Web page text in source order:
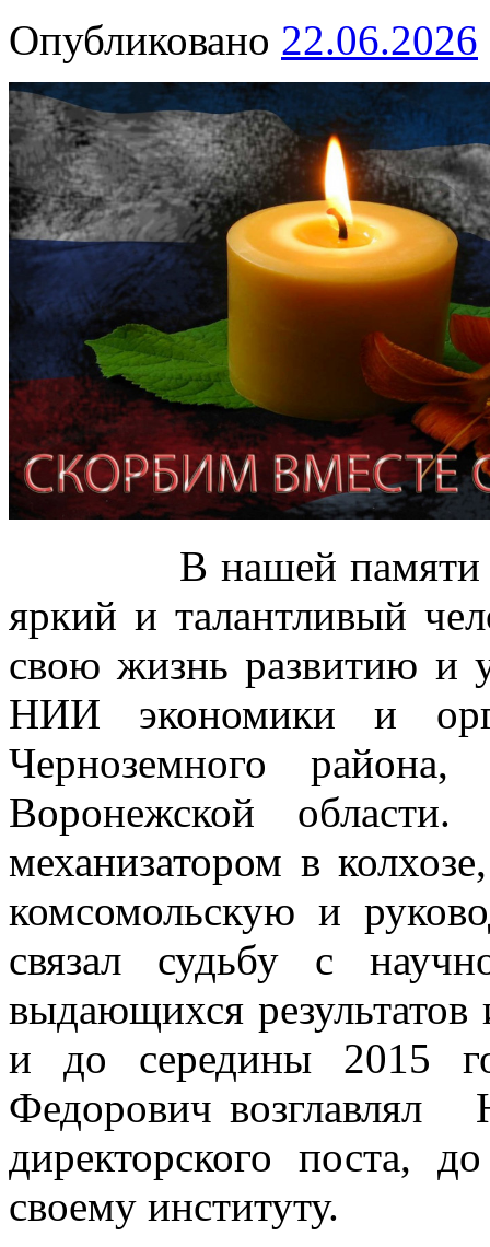
Опубликовано 22.06.2026
В нашей памяти
яркий и талантливый
свою жизнь развитию и
НИИ экономики и
Черноземного
Воронежской
механизатором в
комсомольскую и
связал судьбу с
выдающихся
и до середины 2015
Федорович
директорского поста,
своему институту.